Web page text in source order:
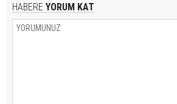
HABERE YORUM KAT